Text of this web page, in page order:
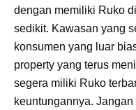
dengan memiliki Ruko di
sedikit. Kawasan yang
konsumen yang luar
property yang terus
segera miliki Ruko
keuntungannya.